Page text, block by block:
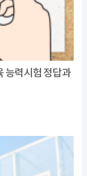
능력시험 정답과